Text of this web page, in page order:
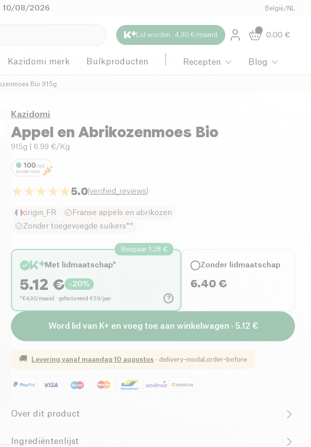
10/08/2026 België /NL
Lid worden · 4,90 €/maand 0.00 €
Kazidomi merk Bulkproducten Recepten Blog
Bio 915g
Kazidomi
Appel en Abrikozenmoes Bio
915g | 6.99 €/Kg
5.0(verified_reviews)
origin_FR
Franse appels en abrikozen
Zonder toegevoegde suikers**
?
Bespaar 1.28 €
Met lidmaatschap*
5.12 € -20%
*€4,90/maand · gefactureerd €59/jaar
Zonder lidmaatschap
6.40 €
Word lid van K+ en voeg toe aan winkelwagen · 5.12 €
🚚 Levering vanaf maandag 10 augustus · delivery-modal.order-before
Over dit product
Vegan Biologisch
Ingrediëntenlijst